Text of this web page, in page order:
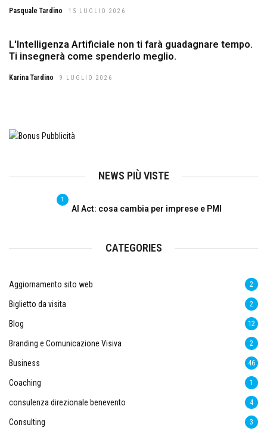
Pasquale Tardino 15 LUGLIO 2026
L'Intelligenza Artificiale non ti farà guadagnare tempo.
Ti insegnerà come spenderlo meglio.
Karina Tardino 9 LUGLIO 2026
NEWS PIÙ VISTE
1
AI Act: cosa cambia per imprese e PMI
CATEGORIES
Aggiornamento sito web 2
Biglietto da visita 2
Blog 12
Branding e Comunicazione Visiva 2
Business 46
Coaching 1
consulenza direzionale benevento 4
Consulting 3